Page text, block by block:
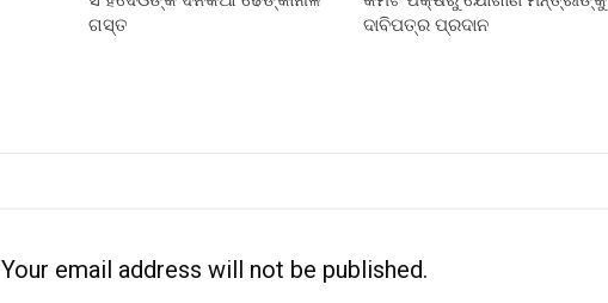
ଗସ୍ତ
ଦାବିପତ୍ର ପ୍ରଦାନ
Your email address will not be published.